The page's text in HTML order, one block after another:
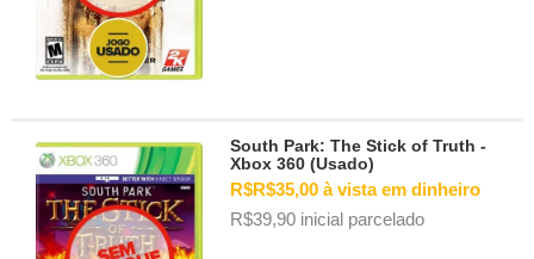
South Park: The Stick of Truth -
Xbox 360 (Usado)
R$R$35,00 à vista em dinheiro
R$39,90 inicial parcelado